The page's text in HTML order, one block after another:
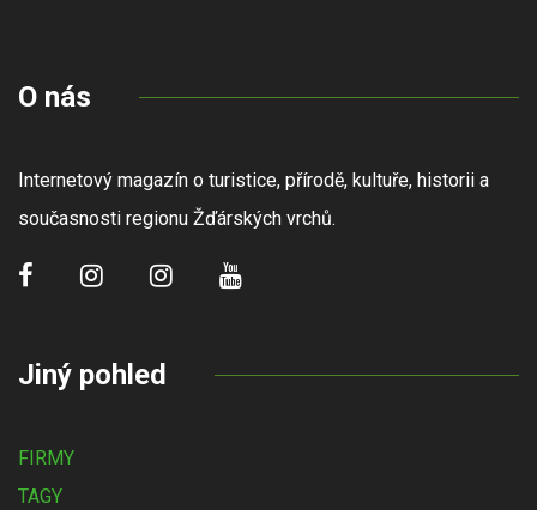
O nás
Internetový magazín o turistice, přírodě, kultuře, historii a
současnosti regionu Žďárských vrchů.
Jiný pohled
FIRMY
TAGY